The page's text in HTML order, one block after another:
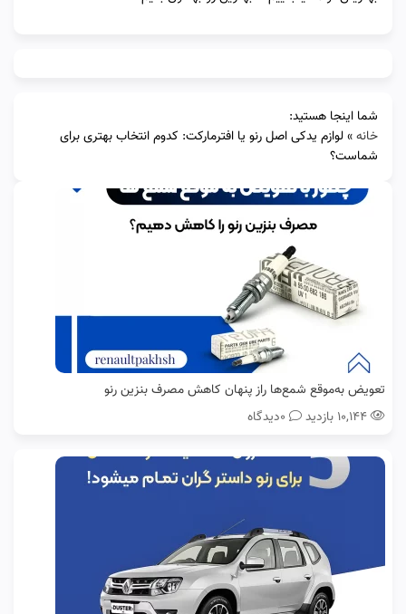
شما اینجا هستید:
خانه»لوازم یدکی اصل رنو یا افترمارکت: کدوم انتخاب بهتری برای
شماست؟
تعویض به‌موقع شمع‌ها راز پنهان کاهش مصرف بنزین رنو
۱۰,۱۴۴ بازدید
0دیدگاه